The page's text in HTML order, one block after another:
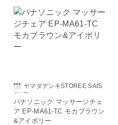
ヤマダデンキSTOREE SAIS
ON店
パナソニック マッサージチェ
ア EP-MA61-TC モカブラウン
&アイボリー